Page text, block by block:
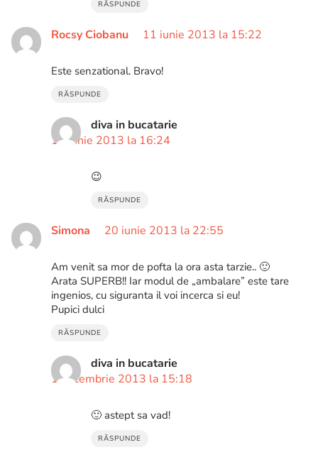
RĂSPUNDE
Rocsy Ciobanu 11 iunie 2013 la 15:22
Este senzational. Bravo!
RĂSPUNDE
diva in bucatarie
11 iunie 2013 la 16:24
😉
RĂSPUNDE
Simona 20 iunie 2013 la 22:55
Am venit sa mor de pofta la ora asta tarzie.. 🙂
Arata SUPERB!! Iar modul de „ambalare” este tare
ingenios, cu siguranta il voi incerca si eu!
Pupici dulci
RĂSPUNDE
diva in bucatarie
1 decembrie 2013 la 15:18
🙂 astept sa vad!
RĂSPUNDE